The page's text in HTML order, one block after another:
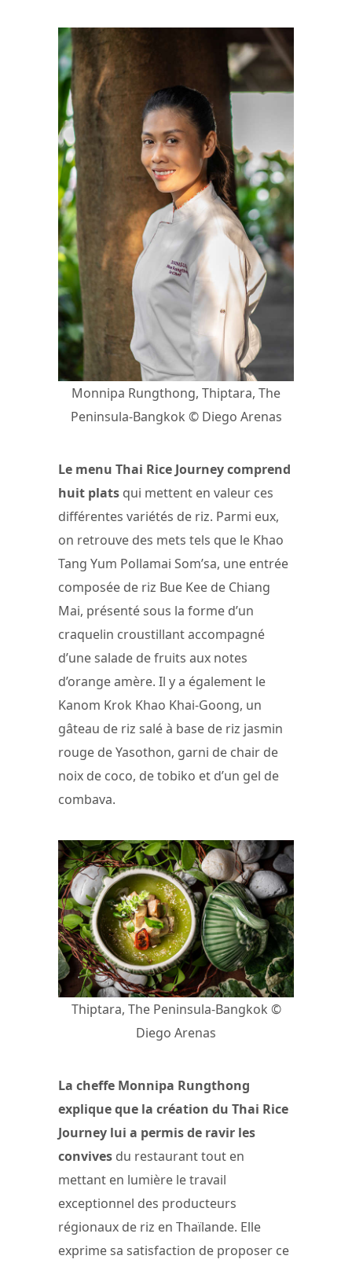
Monnipa Rungthong, Thiptara, The
Peninsula-Bangkok © Diego Arenas
Le menu Thai Rice Journey comprend
huit plats qui mettent en valeur ces
différentes variétés de riz. Parmi eux,
on retrouve des mets tels que le Khao
Tang Yum Pollamai Som’sa, une entrée
composée de riz Bue Kee de Chiang
Mai, présenté sous la forme d’un
craquelin croustillant accompagné
d’une salade de fruits aux notes
d’orange amère. Il y a également le
Kanom Krok Khao Khai-Goong, un
gâteau de riz salé à base de riz jasmin
rouge de Yasothon, garni de chair de
noix de coco, de tobiko et d’un gel de
combava.
Thiptara, The Peninsula-Bangkok ©
Diego Arenas
La cheffe Monnipa Rungthong
explique que la création du Thai Rice
Journey lui a permis de ravir les
convives du restaurant tout en
mettant en lumière le travail
exceptionnel des producteurs
régionaux de riz en Thaïlande. Elle
exprime sa satisfaction de proposer ce